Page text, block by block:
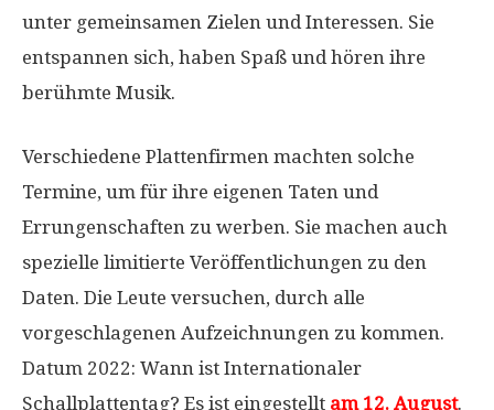
unter gemeinsamen Zielen und Interessen. Sie
entspannen sich, haben Spaß und hören ihre
berühmte Musik.
Verschiedene Plattenfirmen machten solche
Termine, um für ihre eigenen Taten und
Errungenschaften zu werben. Sie machen auch
spezielle limitierte Veröffentlichungen zu den
Daten. Die Leute versuchen, durch alle
vorgeschlagenen Aufzeichnungen zu kommen.
Datum 2022: Wann ist Internationaler
Schallplattentag? Es ist eingestellt am 12. August.